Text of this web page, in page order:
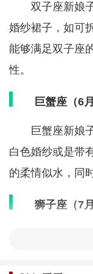
双子座新娘
婚纱裙子，如可
能够满足双子座
性。
巨蟹座（6
巨蟹座新娘
白色婚纱或是带
的柔情似水，同
狮子座（7
狮子座新娘